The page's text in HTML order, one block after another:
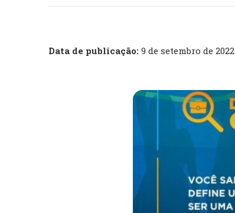
Data de publicação: 9 de setembro de 2022